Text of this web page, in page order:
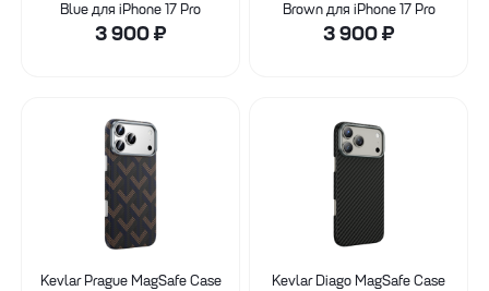
Blue для iPhone 17 Pro
3 900₽
Brown для iPhone 17 Pro
3 900₽
Kevlar Prague MagSafe Case
Kevlar Diago MagSafe Case